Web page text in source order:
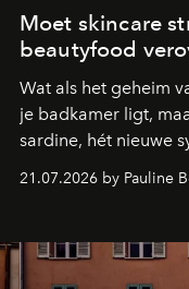
Moet skincare
beautyfood
Wat als het geheim
je badkamer ligt,
sardine, hét nieuwe
kijker met twee
21.07.2026 by Pauline